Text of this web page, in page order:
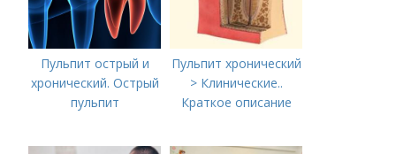
Пульпит острый и
хронический. Острый
пульпит
Пульпит хронический
> Клинические..
Краткое описание